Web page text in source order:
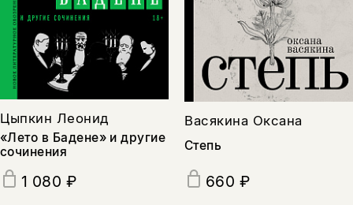
Цыпкин Леонид
«Лето в Бадене» и другие
сочинения
1 080 ₽
Васякина Оксана
Степь
660 ₽